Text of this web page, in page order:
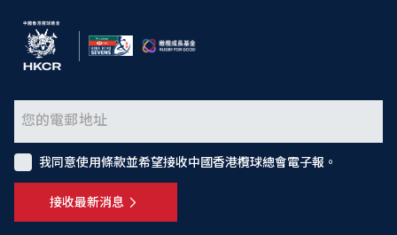
接收最新消息
我同意使用條款並希望接收中國香港欖球總會電子報。